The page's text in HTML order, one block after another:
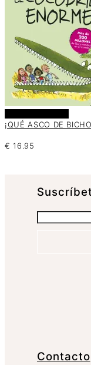
¡QUÉ ASCO DE
€ 16.95
Contacto